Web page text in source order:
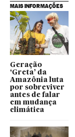
MAIS INFORMAÇÕES
Geração
‘Greta’ da
Amazônia luta
por sobreviver
antes de falar
em mudança
climática